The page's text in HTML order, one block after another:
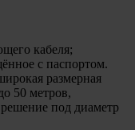
кабеля;
с паспортом.
размерная
50 метров,
под диаметр